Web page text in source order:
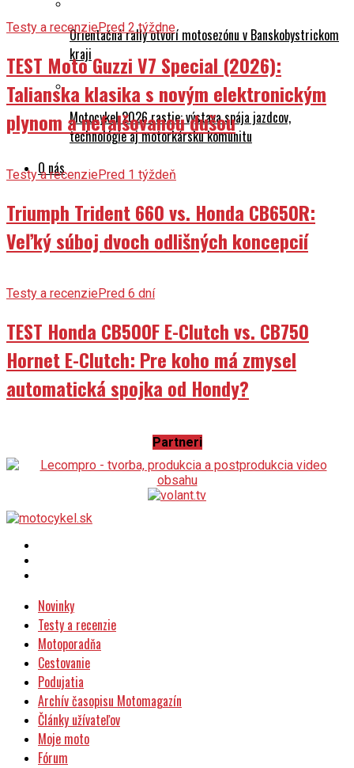
Orientačná rally otvorí motosezónu v Banskobystrickom
kraji
Motocykel 2026 rastie: výstava spája jazdcov,
technológie aj motorkársku komunitu
O nás
Testy a recenziePred 2 týždne
TEST Moto Guzzi V7 Special (2026):
Talianska klasika s novým elektronickým
plynom a nefalšovanou dušou
Testy a recenziePred 1 týždeň
Triumph Trident 660 vs. Honda CB650R:
Veľký súboj dvoch odlišných koncepcií
Testy a recenziePred 6 dní
TEST Honda CB500F E-Clutch vs. CB750
Hornet E-Clutch: Pre koho má zmysel
automatická spojka od Hondy?
Partneri
Novinky
Testy a recenzie
Motoporadňa
Cestovanie
Podujatia
Archív časopisu Motomagazín
Články užívateľov
Moje moto
Fórum